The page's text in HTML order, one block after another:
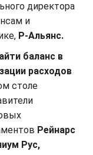
директора
и
Р-Альянс.
баланс в
расходов
столе
Рейнарс
Рус,